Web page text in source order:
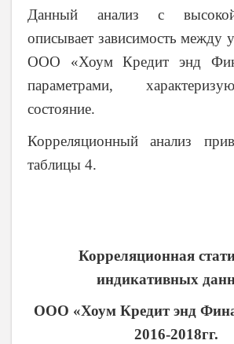
Данный анализ с
описывает зависимость между
ООО «Хоум Кредит энд
параметрами,
состояние.
Корреляционный анализ
таблицы 4.
Корреляционная
индикативных
ООО «Хоум Кредит энд
2016-2018гг.